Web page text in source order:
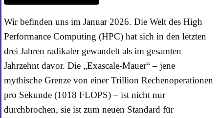
Wir befinden uns im Januar 2026. Die Welt des High
Performance Computing (HPC) hat sich in den letzten
drei Jahren radikaler gewandelt als im gesamten
Jahrzehnt davor. Die „Exascale-Mauer“ – jene
mythische Grenze von einer Trillion Rechenoperationen
pro Sekunde (1018 FLOPS) – ist nicht nur
durchbrochen, sie ist zum neuen Standard für